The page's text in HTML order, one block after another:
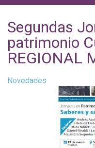
Segundas
patrimonio
REGIONAL
Novedades